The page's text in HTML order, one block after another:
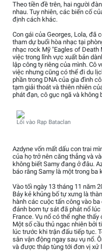
Theo tiền đề trên, hai người
nhau. Tuy nhiên, các biến cố
định cách khác.
Con gái của Georges, Lola, đã
tham dự buổi hòa nhạc tại
nhạc rock Mỹ "Eagles of Death
việc trong lĩnh vực xuất bản
lập công ty riêng của mình. Cô
việc nhưng cũng có thể đi du
phần trong DNA của gia đình
tạm giải thoát và thiên nhiên
phát đạn, cô gục ngã và không
Lối vào Rạp Bataclan
Azdyne vốn mất dấu con trai
của họ trở nên căng thẳng và
không biết Samy đang ở đâu.
báo rằng Samy là một trong ba
Vào tối ngày 13 tháng 11 năm
Bảy kẻ khủng bố tự xưng là
hành các cuộc tấn công vào
đánh bom tự sát đã phát nổ
France. Vụ nổ có thể nghe
Một số cầu thủ ngạc nhiên bởi
lúc trước khi trận đấu tiếp tục.
sân vận động ngay sau vụ nổ.
và được tháp tùng tới đơn vị xử